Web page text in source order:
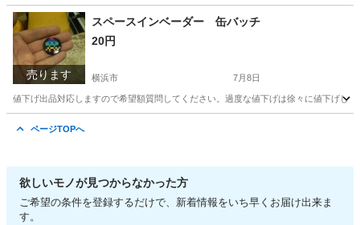
神奈川 横浜市 その他
売ります
スペースインベーダー 缶バッチ
20円
横浜市 7月8日
値下げ出品対応しますので希望額質問してください。過度な値下げは徐々に値下げし
ページTOPへ
欲しいモノが見つからなかった方
ご希望の条件を登録するだけで、新着情報をいち早くお届け出来ま
す。